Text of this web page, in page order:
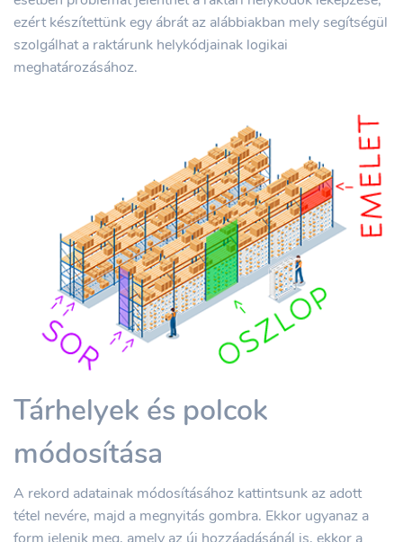
ezért készítettünk egy ábrát az alábbiakban mely segítségül
szolgálhat a raktárunk helykódjainak logikai
meghatározásához.
Tárhelyek és polcok
módosítása
A rekord adatainak módosításához kattintsunk az adott
tétel nevére, majd a megnyitás gombra. Ekkor ugyanaz a